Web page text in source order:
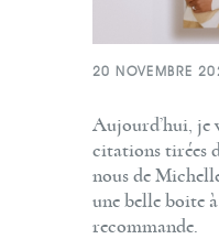
20 NOVEMBRE
Aujourd’hui, je
citations tirées
nous de
une belle boite
recommande.